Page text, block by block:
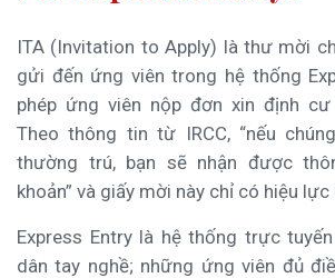
ITA (Invitation to Apply) là thư mời
gửi đến ứng viên trong hệ thống
phép ứng viên nộp đơn xin định cư
Theo thông tin từ IRCC, “nếu
thường trú, bạn sẽ nhận được
khoản” và giấy mời này chỉ có hiệu lực
Express Entry là hệ thống trực
dân tay nghề; những ứng viên đủ